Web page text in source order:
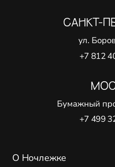
О Ночлежке
САНКТ-
ул.
+7 812
Бумажный
+7 499